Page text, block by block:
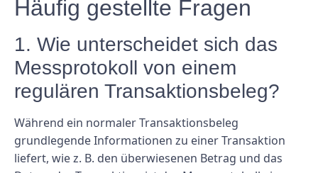
Häufig gestellte Fragen
1. Wie unterscheidet sich das
Messprotokoll von einem
regulären Transaktionsbeleg?
Während ein normaler Transaktionsbeleg
grundlegende Informationen zu einer Transaktion
liefert, wie z. B. den überwiesenen Betrag und das